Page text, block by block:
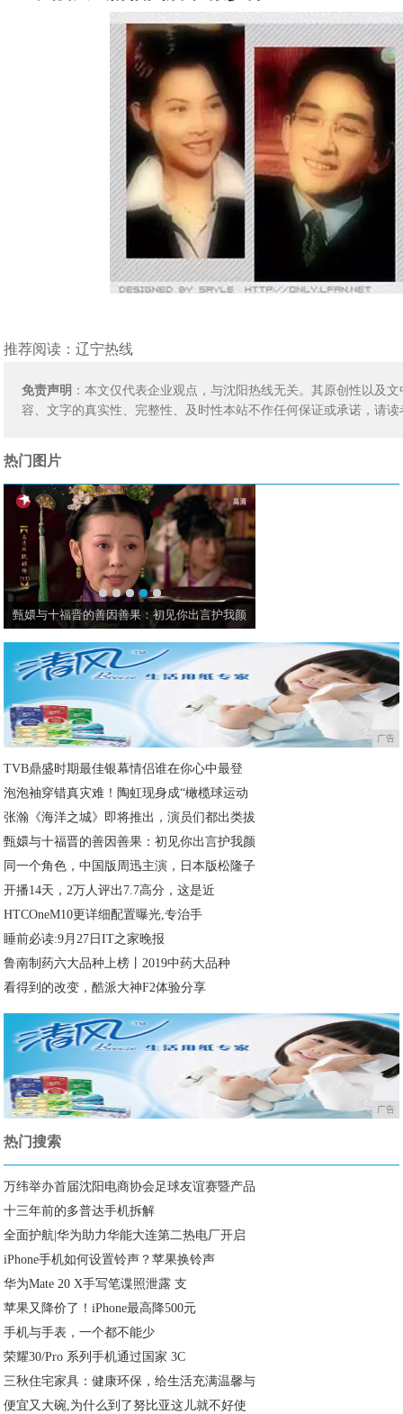
推荐阅读：辽宁热线
免责声明 ：本文仅代表企业观点，与沈阳热线无关。其原创性以及
容、文字的真实性、完整性、及时性本站不作任何保证或承诺，请
热门图片
果：初见你出言护我颜 同一个角色，中国版周迅主演，日本版松隆子
广告
TVB鼎盛时期最佳银幕情侣谁在你心中最登
泡泡袖穿错真灾难！陶虹现身成“橄榄球运动
张瀚《海洋之城》即将推出，演员们都出类拔
甄嬛与十福晋的善因善果：初见你出言护我颜
同一个角色，中国版周迅主演，日本版松隆子
开播14天，2万人评出7.7高分，这是近
HTCOneM10更详细配置曝光,专治手
睡前必读:9月27日IT之家晚报
鲁南制药六大品种上榜丨2019中药大品种
看得到的改变，酷派大神F2体验分享
广告
热门搜索
万纬举办首届沈阳电商协会足球友谊赛暨产品
十三年前的多普达手机拆解
全面护航|华为助力华能大连第二热电厂开启
iPhone手机如何设置铃声？苹果换铃声
华为Mate 20 X手写笔谍照泄露 支
苹果又降价了！iPhone最高降500元
手机与手表，一个都不能少
荣耀30/Pro 系列手机通过国家 3C
三秋住宅家具：健康环保，给生活充满温馨与
便宜又大碗,为什么到了努比亚这儿就不好使